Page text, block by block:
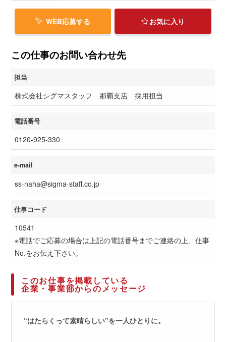
WEB応募する お気に入り
この仕事のお問い合わせ先
担当
株式会社シグマスタッフ 那覇支店 採用担当
電話番号
0120-925-330
e-mail
ss-naha@sigma-staff.co.jp
仕事コード
10541
※電話でご応募の場合は上記の電話番号までご連絡の上、仕事
No.をお伝え下さい。
このお仕事を掲載している
企業・事業部からのメッセージ
“はたらくって素晴らしい”を一人ひとりに。